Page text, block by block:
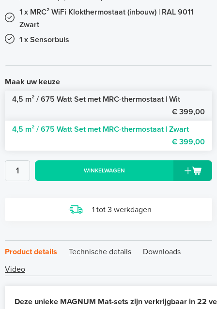
1 x MRC² WiFi Klokthermostaat (inbouw) | RAL 9011
Zwart
1 x Sensorbuis
Maak uw keuze
4,5 m² / 675 Watt Set met MRC-thermostaat | Wit
€ 399,00
4,5 m² / 675 Watt Set met MRC-thermostaat | Zwart
€ 399,00
WINKELWAGEN
1 tot 3 werkdagen
Product details Technische details
Downloads
Video
Deze unieke MAGNUM Mat-sets zijn verkrijgbaar in 22